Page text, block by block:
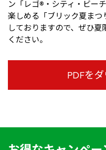
ン「レゴ®・シティ・ビー
楽しめる「ブリック夏ま
しておりますので、ぜひ
ください。
PDFを